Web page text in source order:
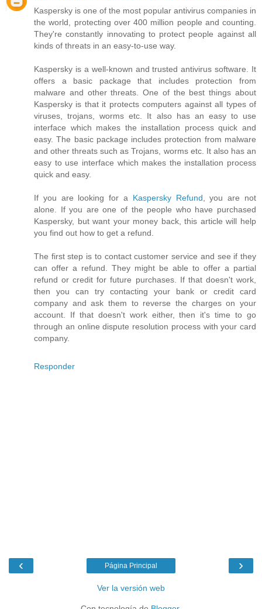
Kaspersky is one of the most popular antivirus companies in
the world, protecting over 400 million people and counting.
They're constantly innovating to protect people against all
kinds of threats in an easy-to-use way.
Kaspersky is a well-known and trusted antivirus software. It
offers a basic package that includes protection from
malware and other threats. One of the best things about
Kaspersky is that it protects computers against all types of
viruses, trojans, worms etc. It also has an easy to use
interface which makes the installation process quick and
easy. The basic package includes protection from malware
and other threats such as Trojans, worms etc. It also has an
easy to use interface which makes the installation process
quick and easy.
If you are looking for a Kaspersky Refund, you are not
alone. If you are one of the people who have purchased
Kaspersky, but want your money back, this article will help
you find out how to get a refund.
The first step is to contact customer service and see if they
can offer a refund. They might be able to offer a partial
refund or credit for future purchases. If that doesn't work,
then you can try contacting your bank or credit card
company and ask them to reverse the charges on your
account. If that doesn't work either, then it's time to go
through an online dispute resolution process with your card
company.
Responder
‹ ›
Página Principal
Ver la versión web